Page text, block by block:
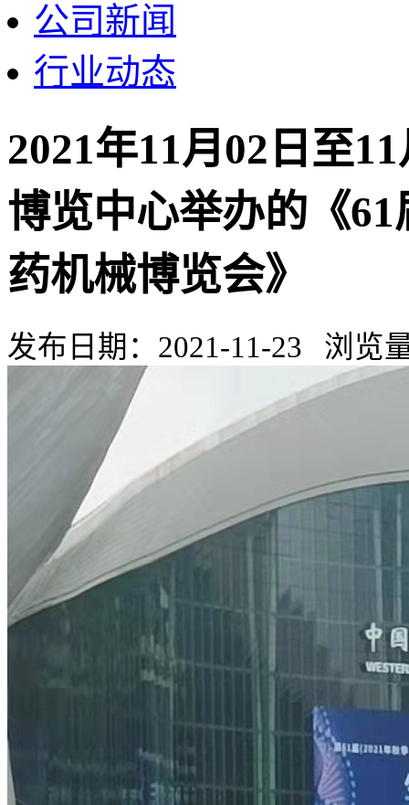
公司新闻
行业动态
2021年11月02日至
博览中心举办的《
药机械博览会》
发布日期：2021-11-23 浏览